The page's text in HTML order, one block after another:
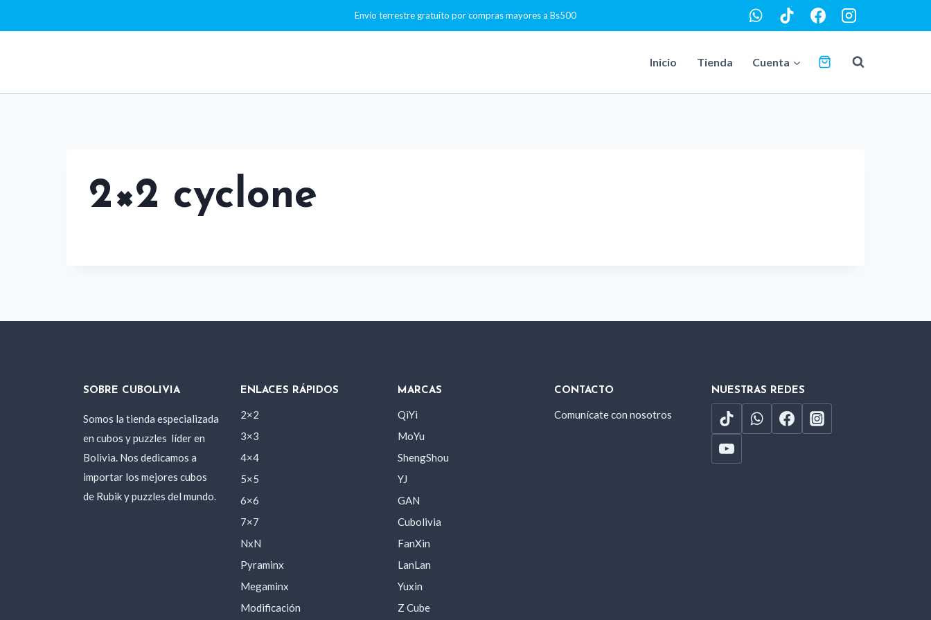
al
Envío terrestre gratuíto por compras mayores a Bs500
Inicio Tienda Cuenta
2×2 cyclone
SOBRE CUBOLIVIA
Somos la tienda especializada
en cubos y puzzles líder en
Bolivia. Nos dedicamos a
importar los mejores cubos
de Rubik y puzzles del mundo.
ENLACES RÁPIDOS
2×2
3×3
4×4
5×5
6×6
7×7
NxN
Pyraminx
Megaminx
Modificación
MARCAS
QiYi
MoYu
ShengShou
YJ
GAN
Cubolivia
FanXin
LanLan
Yuxin
Z Cube
CONTACTO
Comunícate con nosotros
NUESTRAS REDES